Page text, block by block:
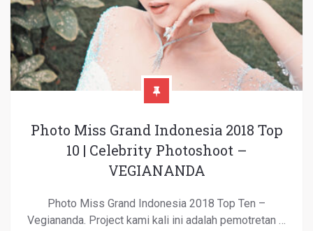
Photo Miss Grand Indonesia 2018 Top
10 | Celebrity Photoshoot –
VEGIANANDA
Photo Miss Grand Indonesia 2018 Top Ten –
Vegiananda. Project kami kali ini adalah pemotretan …